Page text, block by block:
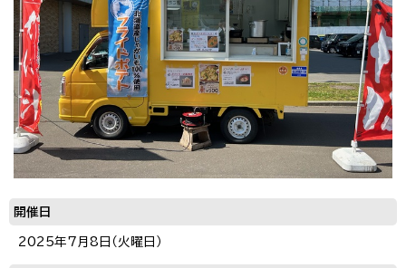
開催日
2025年7月8日（火曜日）